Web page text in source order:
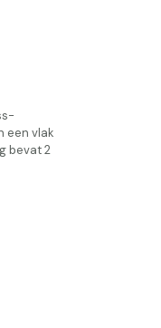
een vlak
bevat 2